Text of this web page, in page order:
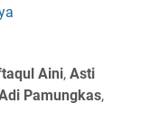
Aini, Asti
Pamungkas,